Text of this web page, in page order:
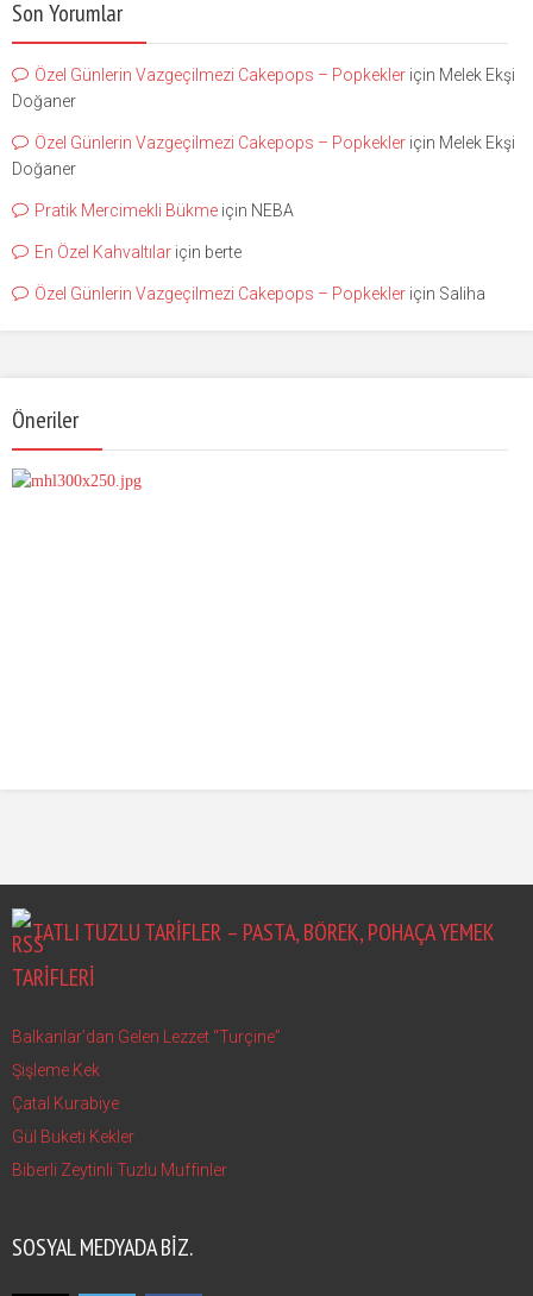
Son Yorumlar
Özel Günlerin Vazgeçilmezi Cakepops – Popkekler için Melek Ekşi
Doğaner
Özel Günlerin Vazgeçilmezi Cakepops – Popkekler için Melek Ekşi
Doğaner
Pratik Mercimekli Bükme için NEBA
En Özel Kahvaltılar için berte
Özel Günlerin Vazgeçilmezi Cakepops – Popkekler için Saliha
Öneriler
TATLI TUZLU TARIFLER – PASTA, BÖREK, POHAÇA YEMEK
TARIFLERI
Balkanlar’dan Gelen Lezzet “Turçine”
Şişleme Kek
Çatal Kurabiye
Gül Buketi Kekler
Biberli Zeytinli Tuzlu Muffinler
SOSYAL MEDYADA BIZ.